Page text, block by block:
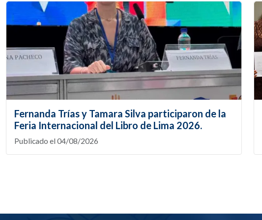
Fernanda Trías y Tamara Silva participaron de la
Feria Internacional del Libro de Lima 2026.
Publicado el 04/08/2026